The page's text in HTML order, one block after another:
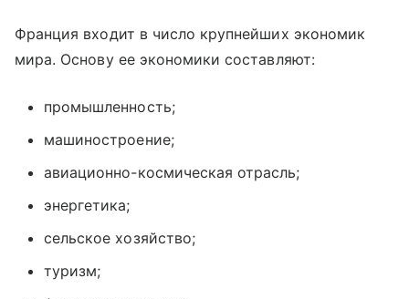
Франция входит в число крупнейших экономик
мира. Основу ее экономики составляют:
промышленность;
машиностроение;
авиационно-космическая отрасль;
энергетика;
сельское хозяйство;
туризм;